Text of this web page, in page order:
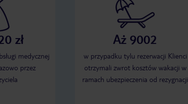
zł
medycznej
przez
Aż 9002
w przypadku tylu rezerwacji Klienci
otrzymali zwrot kosztów wakacji w
ramach ubezpieczenia od rezygnacji